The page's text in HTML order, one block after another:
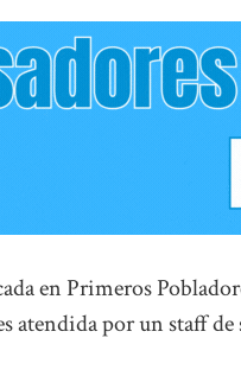
en Primeros
atendida por un staff